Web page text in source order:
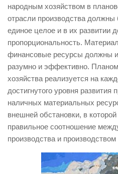
народным хозяйством в
отрасли производства
единое целое и в их развитии
пропорциональность.
финансовые ресурсы должны
разумно и эффективно.
хозяйства реализуется на
достигнутого уровня
наличных материальных
внешней обстановки, в
правильное соотношение
производства и